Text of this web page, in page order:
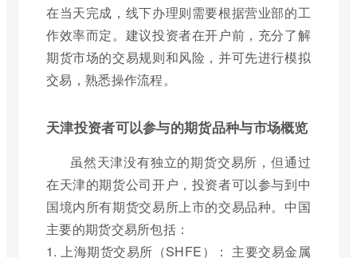
在当天完成，线下办理则需要根据营业部的工
作效率而定。建议投资者在开户前，充分了解
期货市场的交易规则和风险，并可先进行模拟
交易，熟悉操作流程。
天津投资者可以参与的期货品种与市场概览
虽然天津没有独立的期货交易所，但通过
在天津的期货公司开户，投资者可以参与到中
国境内所有期货交易所上市的交易品种。中国
主要的期货交易所包括：
1. 上海期货交易所（SHFE）： 主要交易金属